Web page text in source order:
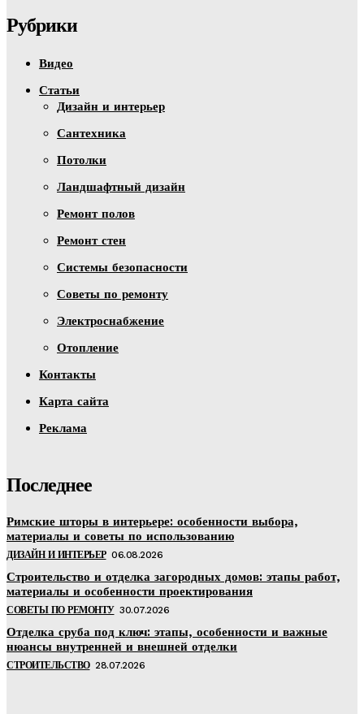
Рубрики
Видео
Статьи
Дизайн и интерьер
Сантехника
Потолки
Ландшафтный дизайн
Ремонт полов
Ремонт стен
Системы безопасности
Советы по ремонту
Электроснабжение
Отопление
Контакты
Карта сайта
Реклама
Последнее
Римские шторы в интерьере: особенности выбора,
материалы и советы по использованию
ДИЗАЙН И ИНТЕРЬЕР 06.08.2026
Строительство и отделка загородных домов: этапы работ,
материалы и особенности проектирования
СОВЕТЫ ПО РЕМОНТУ 30.07.2026
Отделка сруба под ключ: этапы, особенности и важные
нюансы внутренней и внешней отделки
СТРОИТЕЛЬСТВО 28.07.2026